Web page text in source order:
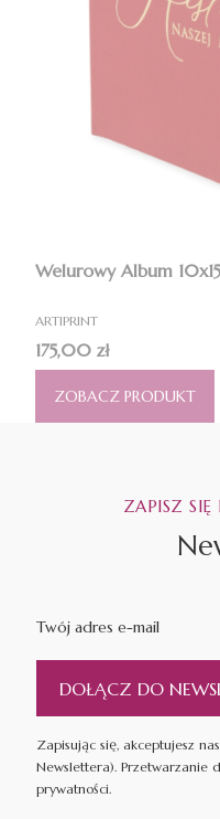
Welurowy Album
PRODUCENT
ARTIPRINT
Cena
175,00 zł
ZOBACZ PRODUKT
ZAPISZ SIĘ
Twój adres e-mail
DOŁĄCZ DO
Zapisując się, akceptujesz
Newslettera). Przetwarzanie
prywatności.